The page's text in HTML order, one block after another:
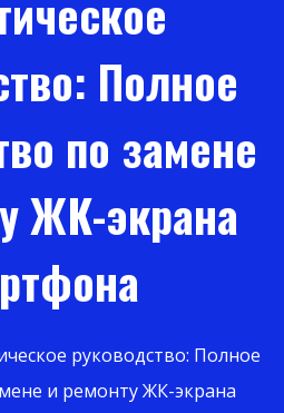
Полное
по замене
ЖК-экрана
руководство: Полное
и ремонту ЖК-экрана